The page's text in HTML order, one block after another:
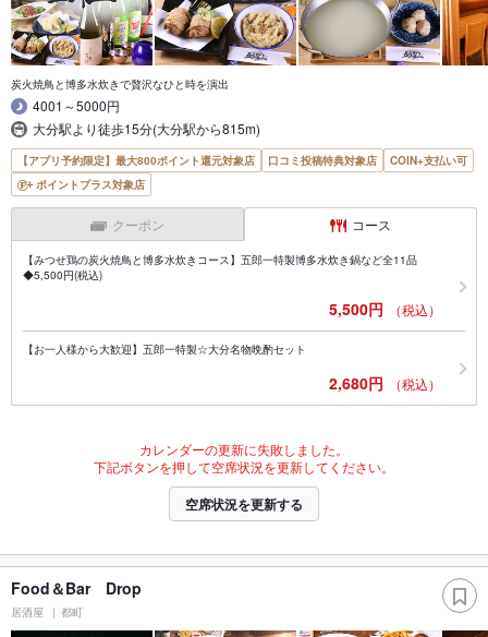
炭火焼鳥と博多水炊きで贅沢なひと時を演出
4001～5000円
大分駅より徒歩15分(大分駅から815m)
【アプリ予約限定】最大800ポイント還元対象店 口コミ投稿特典対象店
COIN+支払い可
ポイントプラス対象店
クーポン コース
【みつせ鶏の炭火焼鳥と博多水炊きコース】五郎一特製博多水炊き鍋など全11品
◆5,500円(税込)
5,500円 （税込）
【お一人様から大歓迎】五郎一特製☆大分名物晩酌セット
2,680円 （税込）
カレンダーの更新に失敗しました。
下記ボタンを押して空席状況を更新してください。
空席状況を更新する
Food＆Bar Drop
居酒屋 都町